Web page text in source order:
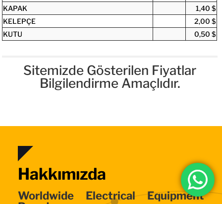
KAPAK
1,40 $
KELEPÇE
2,00 $
KUTU
0,50 $
Sitemizde Gösterilen Fiyatlar
Bilgilendirme Amaçlıdır.
Hakkımızda
Worldwide Electrical Equipment